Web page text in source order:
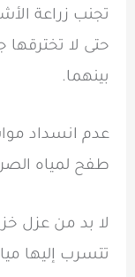
تجنب زراعة
حتى لا
بينهما.
عدم انسداد
طفح لمياه
لا بد من عزل
تتسرب إليها